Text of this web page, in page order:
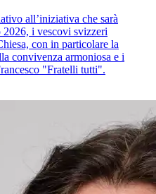
all’iniziativa che sarà
i vescovi svizzeri
con in particolare la
convivenza armoniosa e i
"Fratelli tutti".